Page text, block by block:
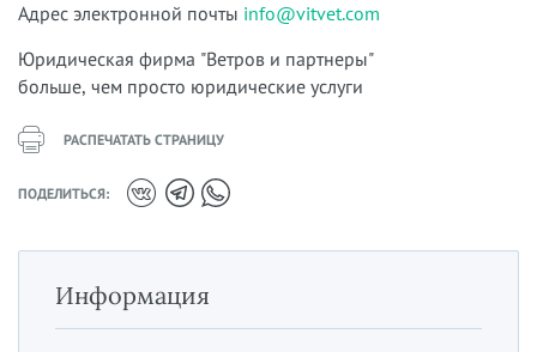
Адрес электронной почты info@vitvet.com
Юридическая фирма "Ветров и партнеры"
больше, чем просто юридические услуги
РАСПЕЧАТАТЬ СТРАНИЦУ
ПОДЕЛИТЬСЯ:
Информация